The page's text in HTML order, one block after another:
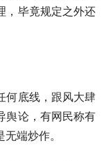
，毕竟规定之外还
何底线，跟风大肆
舆论，有网民称有
端炒作。